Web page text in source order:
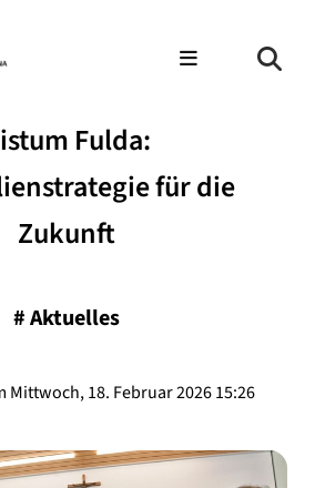
Fulda:
für die
Zukunft
#Aktuelles
Mittwoch, 18. Februar 2026 15:26